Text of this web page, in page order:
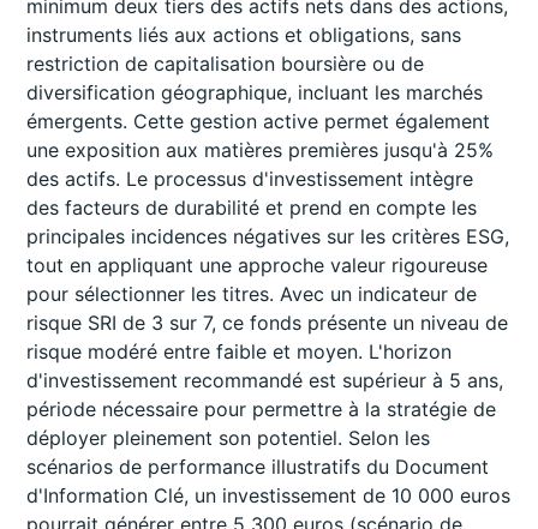
minimum deux tiers des actifs nets dans des actions,
instruments liés aux actions et obligations, sans
restriction de capitalisation boursière ou de
diversification géographique, incluant les marchés
émergents. Cette gestion active permet également
une exposition aux matières premières jusqu'à 25%
des actifs. Le processus d'investissement intègre
des facteurs de durabilité et prend en compte les
principales incidences négatives sur les critères ESG,
tout en appliquant une approche valeur rigoureuse
pour sélectionner les titres. Avec un indicateur de
risque SRI de 3 sur 7, ce fonds présente un niveau de
risque modéré entre faible et moyen. L'horizon
d'investissement recommandé est supérieur à 5 ans,
période nécessaire pour permettre à la stratégie de
déployer pleinement son potentiel. Selon les
scénarios de performance illustratifs du Document
d'Information Clé, un investissement de 10 000 euros